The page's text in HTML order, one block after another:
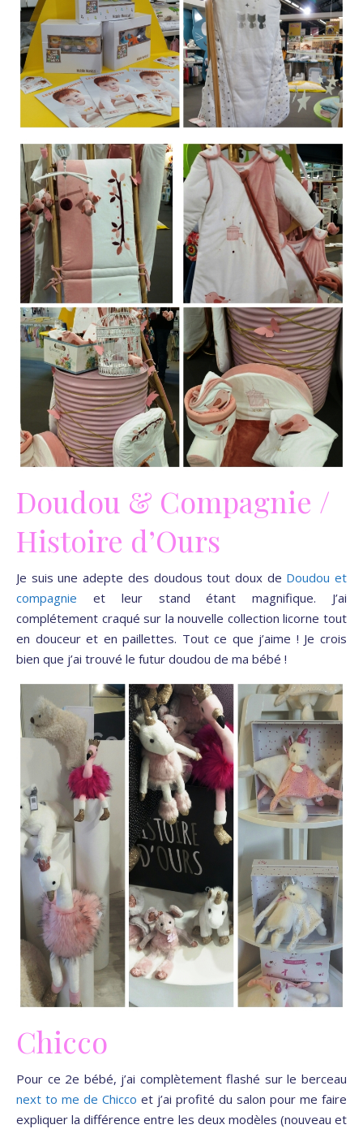
Doudou & Compagnie /
Histoire d’Ours
Je suis une adepte des doudous tout doux de Doudou et
compagnie et leur stand étant magnifique. J’ai
complétement craqué sur la nouvelle collection licorne tout
en douceur et en paillettes. Tout ce que j’aime ! Je crois
bien que j’ai trouvé le futur doudou de ma bébé !
Chicco
Pour ce 2e bébé, j’ai complètement flashé sur le berceau
next to me de Chicco et j’ai profité du salon pour me faire
expliquer la différence entre les deux modèles (nouveau et